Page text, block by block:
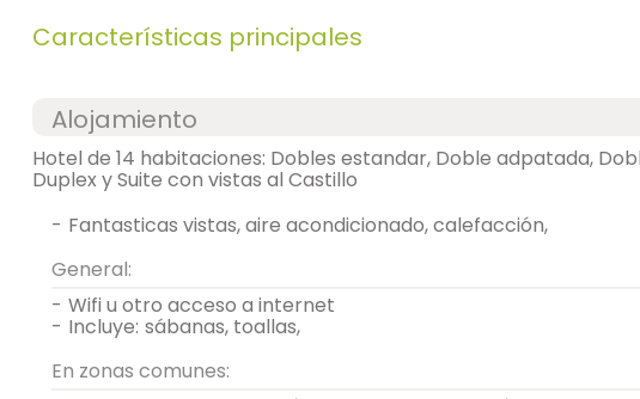
Características principales
Alojamiento
Hotel de 14 habitaciones: Dobles estandar, Doble adpatada,
Duplex y Suite con vistas al Castillo
-
fantasticas vistas, aire acondicionado, calefacción,
General:
-
wifi u otro acceso a internet
- incluye: sábanas, toallas,
En zonas comunes: